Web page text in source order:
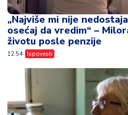
„Najviše mi nije
osećaj da vredim“ –
životu posle penzije
12:54 Ispovesti